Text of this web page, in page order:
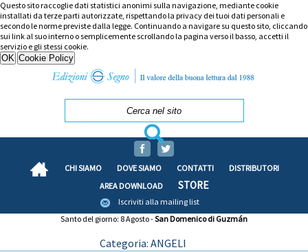
Questo sito raccoglie dati statistici anonimi sulla navigazione, mediante cookie
installati da terze parti autorizzate, rispettando la privacy dei tuoi dati personali e
secondo le norme previste dalla legge. Continuando a navigare su questo sito, cliccando
sui link al suo interno o semplicemente scrollando la pagina verso il basso, accetti il
servizio e gli stessi cookie.
CHI SIAMO DOVE SIAMO CONTATTI
DISTRIBUTORI
AREA DOWNLOAD
STORE
Iscriviti alla mailing list
Santo del giorno: 8 Agosto -San Domenico di Guzmán
Categoria: ANGELI